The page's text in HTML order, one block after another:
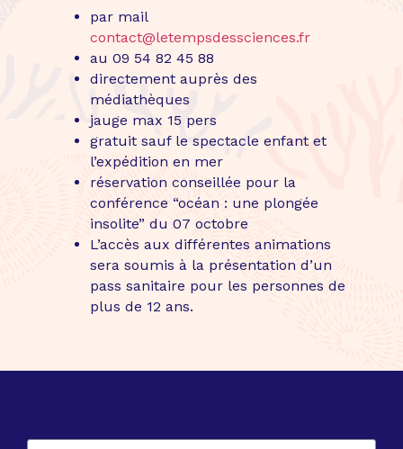
par mail
contact@letempsdessciences.fr
au 09 54 82 45 88
directement auprès des
médiathèques
jauge max 15 pers
gratuit sauf le spectacle enfant et
l’expédition en mer
réservation conseillée pour la
conférence “océan : une plongée
insolite” du 07 octobre
L’accès aux différentes animations
sera soumis à la présentation d’un
pass sanitaire pour les personnes de
plus de 12 ans.